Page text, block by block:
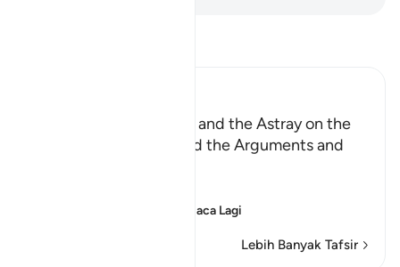
Those Who have Taqwa and the Astray on the
Day of Resurrection, and the Arguments and
Baca Lagi
Lebih Banyak Tafsir